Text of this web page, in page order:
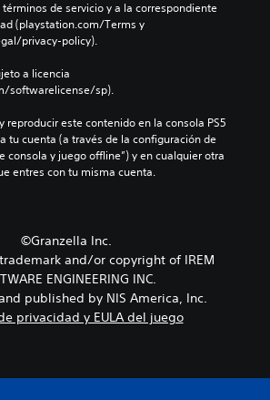
de servicio y a la correspondiente
(playstation.com/Terms y
privacy-policy).
a licencia
softwarelicense/sp).
reproducir este contenido en la consola PS5
tu cuenta (a través de la configuración de
consola y juego offline”) y en cualquier otra
entres con tu misma cuenta.
©Granzella Inc.
trademark and/or copyright of IREM
ENGINEERING INC.
published by NIS America, Inc.
privacidad y EULA del juego